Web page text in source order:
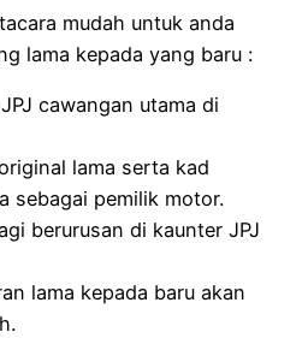
mudah untuk anda
lama kepada yang baru :
cawangan utama di
lama serta kad
sebagai pemilik motor.
berurusan di kaunter JPJ
lama kepada baru akan